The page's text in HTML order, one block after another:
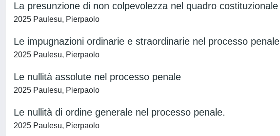
La presunzione di non colpevolezza nel quadro costituzionale
2025 Paulesu, Pierpaolo
Le impugnazioni ordinarie e straordinarie nel processo penale
2025 Paulesu, Pierpaolo
Le nullità assolute nel processo penale
2025 Paulesu, Pierpaolo
Le nullità di ordine generale nel processo penale.
2025 Paulesu, Pierpaolo